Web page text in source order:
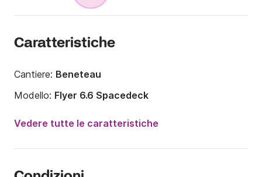
Caratteristiche
Cantiere: Beneteau
Modello: Flyer 6.6 Spacedeck
200CV
Vedere tutte le caratteristiche